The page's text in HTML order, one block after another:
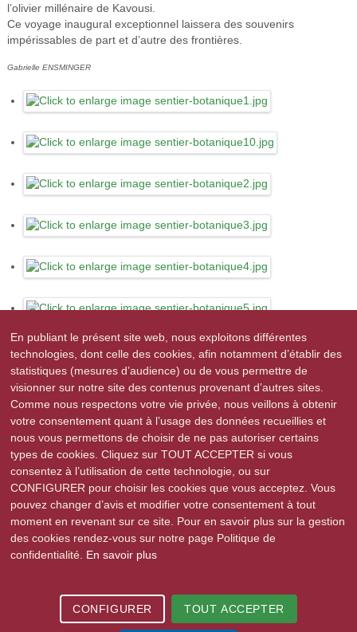
l’olivier millénaire de Kavousi.
Ce voyage inaugural exceptionnel laissera des souvenirs
impérissables de part et d’autre des frontières.
Gabrielle ENSMINGER
2015-2026 © Stutzheim-Offenheim | Tous droits réservés |Mentions légales
Politique de confidentialité| Site réalisé pare-novea, agence web à
En publiant le présent site web, nous exploitons différentes
technologies, dont celle des cookies, afin notamment d’établir des
statistiques (mesures d’audience) ou de vous permettre de
visionner sur notre site des contenus provenant d’autres sites.
Comme nous respectons votre vie privée, nous veillons à obtenir
votre consentement quant à l’usage des données recueillies et
nous vous permettons de choisir de ne pas autoriser certains
types de cookies. Cliquez sur TOUT ACCEPTER si vous
consentez à l’utilisation de cette technologie, ou sur
CONFIGURER pour choisir les cookies que vous acceptez. Vous
pouvez changer d’avis et modifier votre consentement à tout
moment en revenant sur ce site. Pour en savoir plus sur la gestion
des cookies rendez-vous sur notre page Politique de
confidentialité. En savoir plus
CONFIGURER TOUT ACCEPTER